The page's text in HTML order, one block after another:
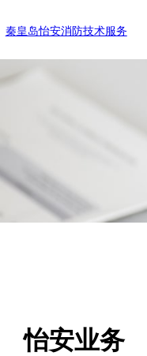
至
内
容
秦皇岛怡安消防技术服务
怡安业务